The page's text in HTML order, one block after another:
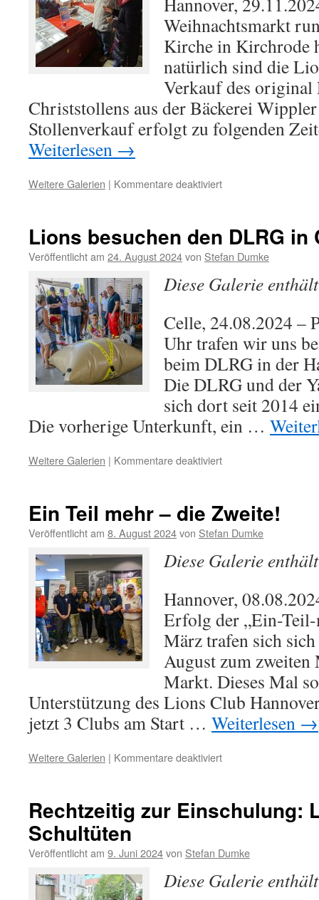
Weihnachtsmarkt
Kirche in Kirchrode
natürlich sind die
Verkauf des original
Christstollens aus der Bäckerei
Stollenverkauf erfolgt zu folgenden
Weiterlesen →
Weitere Galerien | Kommentare deaktiviertfür
Der
Verkauf
wieder
Lions besuchen den DLRG in
Veröffentlicht am 24. August 2024von Stefan Dumke
Diese Galerie
Celle, 24.08.2024 –
Uhr trafen wir uns
beim DLRG in der
Die DLRG und der
sich dort seit 2014
Die vorherige Unterkunft, ein …
Weitere Galerien | Kommentare deaktiviertfür
DLRG
in
Ein Teil mehr – die Zweite!
Veröffentlicht am 8. August 2024von Stefan Dumke
Diese Galerie
Hannover,
Erfolg der „Ein-
März trafen sich
August zum
Markt. Dieses Mal
Unterstützung des Lions Club
jetzt 3 Clubs am Start … Weiterlesen →
Weitere Galerien | Kommentare deaktiviertfür
–
Rechtzeitig zur Einschulung:
Schultüten
Veröffentlicht am 9. Juni 2024von Stefan Dumke
Diese Galerie